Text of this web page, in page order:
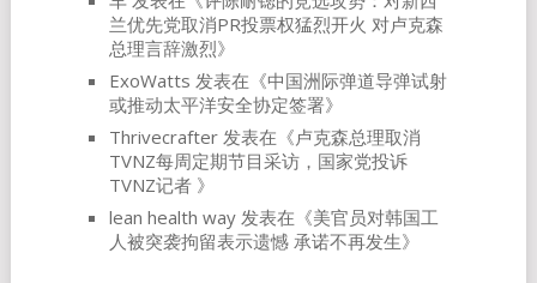
兰优先党取消PR投票权猛烈开火 对卢克森
总理言辞激烈》
ExoWatts 发表在《中国洲际弹道导弹试射
或推动太平洋安全协定签署》
Thrivecrafter发表在《卢克森总理取消
TVNZ每周定期节目采访，国家党投诉
TVNZ记者 》
lean health way发表在《美官员对韩国工
人被突袭拘留表示遗憾 承诺不再发生》